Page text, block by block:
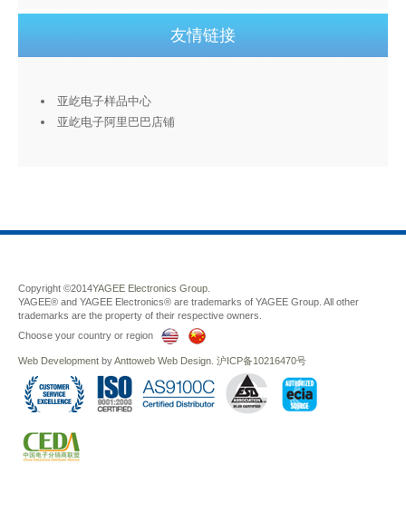
友情链接
亚屹电子样品中心
亚屹电子阿里巴巴店铺
Copyright ©2014YAGEE Electronics Group.
YAGEE® and YAGEE Electronics® are trademarks of YAGEE Group. All other
trademarks are the property of their respective owners.
Choose your country or region
Web Development byAnttoweb Web Design 沪ICP备10216470号